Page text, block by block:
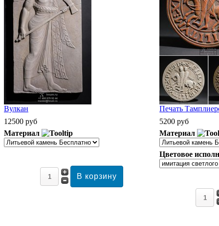
Вулкан
12500 руб
Материал
Печать
5200 руб
Материал
Цветовое